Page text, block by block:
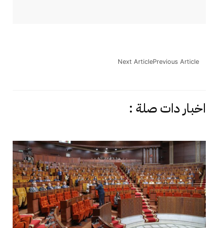
Previous Article
Next Article
اخبار دات صلة :